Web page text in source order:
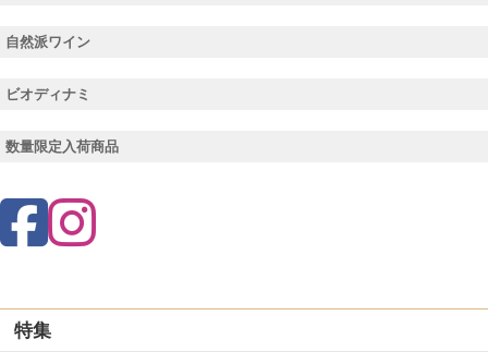
自然派ワイン
ビオディナミ
数量限定入荷商品
特集